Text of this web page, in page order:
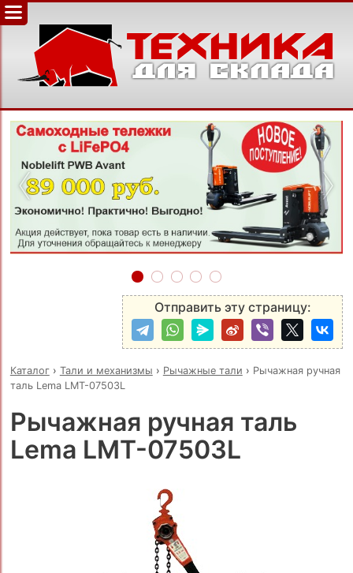
‹ ›
Отправить эту страницу:
Каталог› Тали и механизмы › Рычажные тали › Рычажная ручная
таль Lema LMT-07503L
Рычажная ручная таль
Lema LMT-07503L